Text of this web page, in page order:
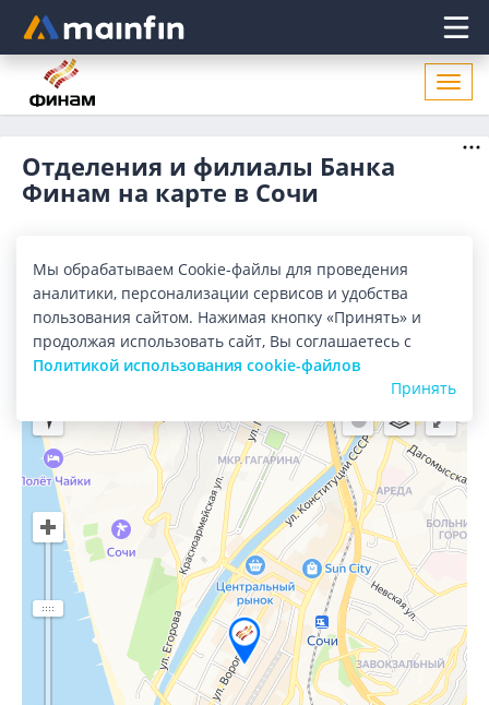
Главное меню
Отделения и филиалы Банка
Финам на карте в Сочи
Город:Сочи
Мы обрабатываем Cookie-файлы для проведения
аналитики, персонализации сервисов и удобства
пользования сайтом. Нажимая кнопку «Принять» и
продолжая использовать сайт, Вы соглашаетесь с
Политикой использования cookie-файлов
Принять